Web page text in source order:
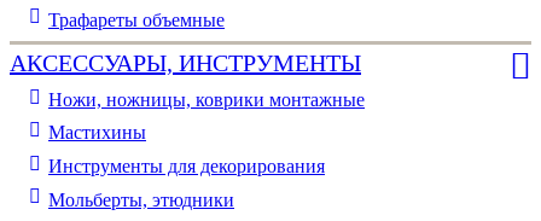
Трафареты объемные
АКСЕССУАРЫ, ИНСТРУМЕНТЫ
Ножи, ножницы, коврики монтажные
Мастихины
Инструменты для декорирования
Мольберты, этюдники